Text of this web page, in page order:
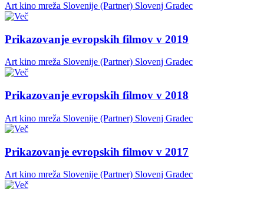
Art kino mreža Slovenije (Partner) Slovenj Gradec
Prikazovanje evropskih filmov v 2019
Art kino mreža Slovenije (Partner) Slovenj Gradec
Prikazovanje evropskih filmov v 2018
Art kino mreža Slovenije (Partner) Slovenj Gradec
Prikazovanje evropskih filmov v 2017
Art kino mreža Slovenije (Partner) Slovenj Gradec